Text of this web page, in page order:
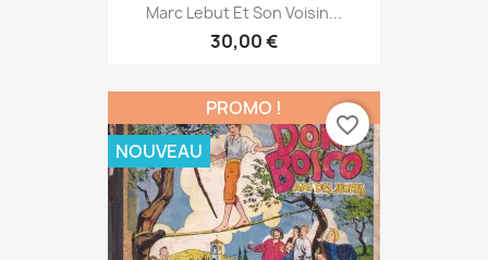
Marc Lebut Et Son Voisin...
30,00 €
PROMO !
NOUVEAU
favorite_border